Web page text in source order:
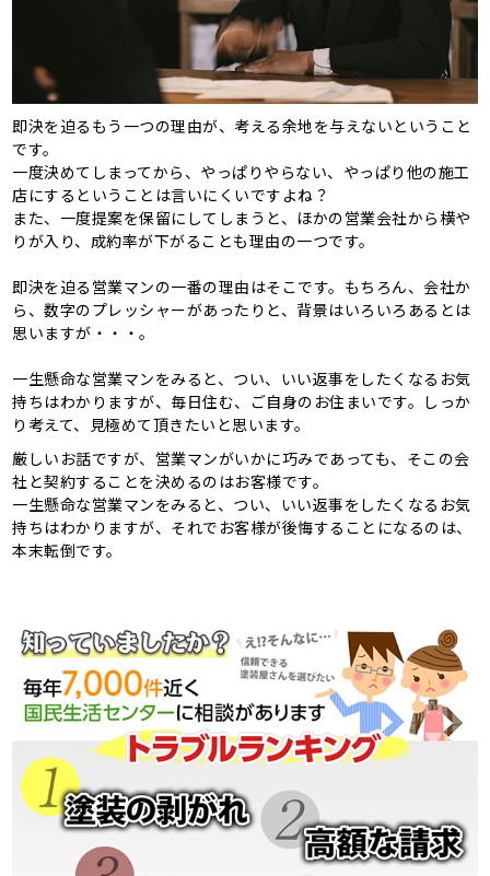
即決を迫るもう一つの理由が、考える余地を与えないということ
です。
一度決めてしまってから、やっぱりやらない、やっぱり他の施工
店にするということは言いにくいですよね？
また、一度提案を保留にしてしまうと、ほかの営業会社から横や
りが入り、成約率が下がることも理由の一つです。
即決を迫る営業マンの一番の理由はそこです。もちろん、会社か
ら、数字のプレッシャーがあったりと、背景はいろいろあるとは
思いますが・・・。
一生懸命な営業マンをみると、つい、いい返事をしたくなるお気
持ちはわかりますが、毎日住む、ご自身のお住まいです。しっか
り考えて、見極めて頂きたいと思います。
厳しいお話ですが、営業マンがいかに巧みであっても、そこの会
社と契約することを決めるのはお客様です。
一生懸命な営業マンをみると、つい、いい返事をしたくなるお気
持ちはわかりますが、それでお客様が後悔することになるのは、
本末転倒です。